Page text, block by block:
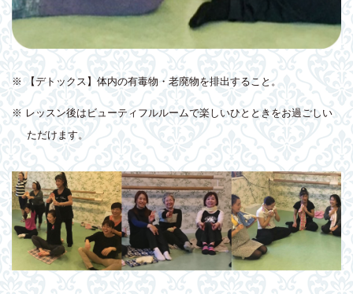
※ 【デトックス】体内の有毒物・老廃物を排出すること。
※ レッスン後はビューティフルルームで楽しいひとときをお過ごしい
ただけます。